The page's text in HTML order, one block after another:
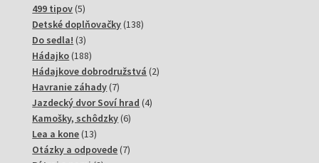
produktov
499 tipov 55
produktov
Detské doplňovačky 138138
Do sedla! 33
produkty
Hádajko 188188
produktov
Hádajkove dobrodružstvá 22
Havranie záhady 77
produktov
Jazdecký dvor Soví hrad 44
Kamošky, schôdzky 66
Lea a kone 1313
produktov
Otázky a odpovede 77